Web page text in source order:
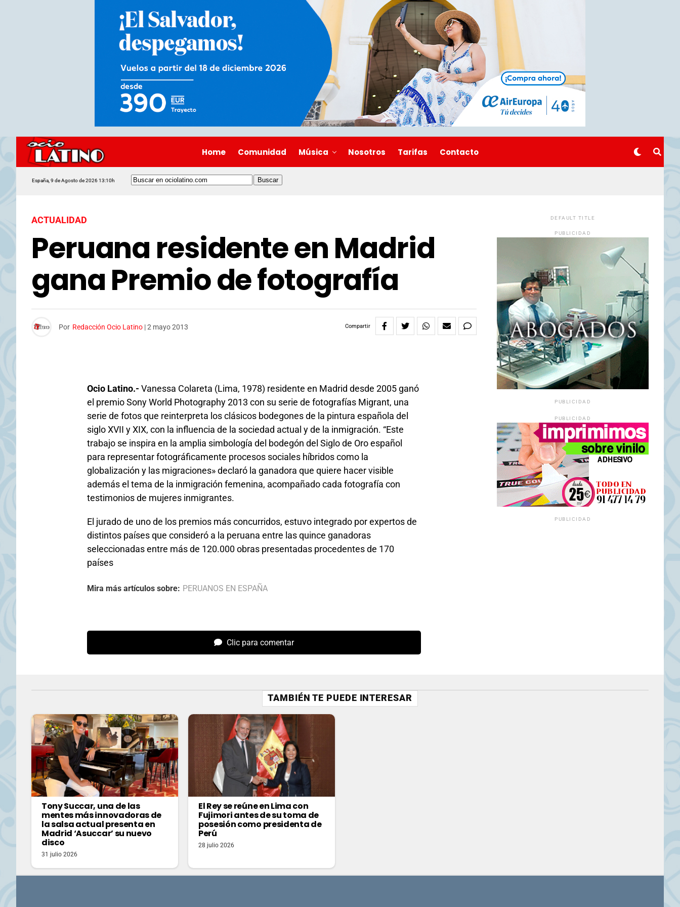
Home Comunidad Música Nosotros Tarifas Contacto
España, 9 de Agosto de 2026 13:10h
ACTUALIDAD
Peruana residente en Madrid
gana Premio de fotografía
Por Redacción Ocio Latino |2 mayo 2013 Compartir
Ocio Latino.- Vanessa Colareta (Lima, 1978) residente en Madrid desde 2005 ganó
el premio Sony World Photography 2013 con su serie de fotografías Migrant, una
serie de fotos que reinterpreta los clásicos bodegones de la pintura española del
siglo XVII y XIX, con la influencia de la sociedad actual y de la inmigración. “Este
trabajo se inspira en la amplia simbología del bodegón del Siglo de Oro español
para representar fotográficamente procesos sociales híbridos como la
globalización y las migraciones» declaró la ganadora que quiere hacer visible
además el tema de la inmigración femenina, acompañado cada fotografía con
testimonios de mujeres inmigrantes.
El jurado de uno de los premios más concurridos, estuvo integrado por expertos de
distintos países que consideró a la peruana entre las quince ganadoras
seleccionadas entre más de 120.000 obras presentadas procedentes de 170
países
Mira más artículos sobre: PERUANOS EN ESPAÑA
Clic para comentar
DEFAULT TITLE
PUBLICIDAD
PUBLICIDAD
PUBLICIDAD
PUBLICIDAD
TAMBIÉN TE PUEDE INTERESAR
Tony Succar, una de las
mentes más innovadoras de
la salsa actual presenta en
Madrid ‘Asuccar’ su nuevo
disco
31 julio 2026
El Rey se reúne en Lima con
Fujimori antes de su toma de
posesión como presidenta de
Perú
28 julio 2026